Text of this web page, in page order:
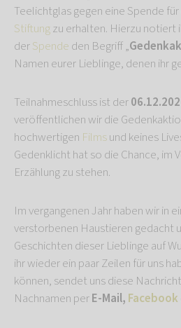
Teelichtglas gegen eine Spende
Stiftungzu erhalten. Hierzu notiert
derSpende den Begriff „
Namen eurer Lieblinge, denen ihr
Teilnahmeschluss ist der
veröffentlichen wir die
hochwertigen Filmsund keines
Gedenklicht hat so die Chance, im
Erzählung zu stehen.
Im vergangenen Jahr haben wir in
verstorbenen Haustieren gedacht
Geschichten dieser Lieblinge auf
ihr wieder ein paar Zeilen für uns
können, sendet uns diese
Nachnamen perE-Mail, Facebook